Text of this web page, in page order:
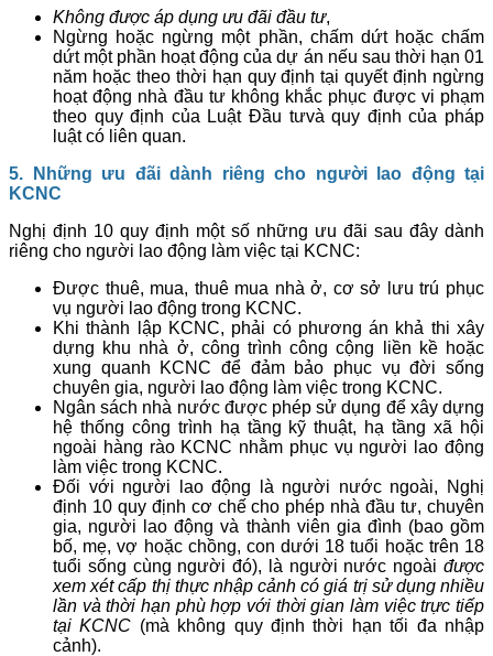
Không được áp dụng ưu đãi đầu tư,
Ngừng hoặc ngừng một phần, chấm dứt hoặc chấm
dứt một phần hoạt động của dự án nếu sau thời hạn 01
năm hoặc theo thời hạn quy định tại quyết định ngừng
hoạt động nhà đầu tư không khắc phục được vi phạm
theo quy định của Luật Đầu tưvà quy định của pháp
luật có liên quan.
5. Những ưu đãi dành riêng cho người lao động tại
KCNC
Nghị định 10 quy định một số những ưu đãi sau đây dành
riêng cho người lao động làm việc tại KCNC:
Được thuê, mua, thuê mua nhà ở, cơ sở lưu trú phục
vụ người lao động trong KCNC.
Khi thành lập KCNC, phải có phương án khả thi xây
dựng khu nhà ở, công trình công cộng liền kề hoặc
xung quanh KCNC để đảm bảo phục vụ đời sống
chuyên gia, người lao động làm việc trong KCNC.
Ngân sách nhà nước được phép sử dụng để xây dựng
hệ thống công trình hạ tầng kỹ thuật, hạ tầng xã hội
ngoài hàng rào KCNC nhằm phục vụ người lao động
làm việc trong KCNC.
Đối với người lao động là người nước ngoài, Nghị
định 10 quy định cơ chế cho phép nhà đầu tư, chuyên
gia, người lao động và thành viên gia đình (bao gồm
bố, mẹ, vợ hoặc chồng, con dưới 18 tuổi hoặc trên 18
tuổi sống cùng người đó), là người nước ngoài được
xem xét cấp thị thực nhập cảnh có giá trị sử dụng nhiều
lần và thời hạn phù hợp với thời gian làm việc trực tiếp
tại KCNC (mà không quy định thời hạn tối đa nhập
cảnh).